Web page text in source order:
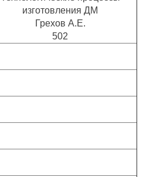
изготовления ДМ
Грехов А.Е.
502